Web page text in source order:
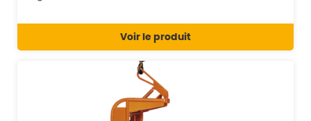
Voir le produit